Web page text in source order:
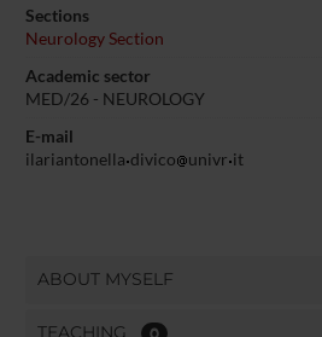
Sections
Neurology Section
Academic sector
MED/26 - NEUROLOGY
E-mail
ilariantonella divico univr it
ABOUT MYSELF
TEACHING 0